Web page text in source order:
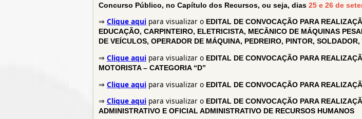
Concurso Público, no Capítulo dos Recursos, ou seja, dias 25 e 26 de
⇒ Clique aqui para visualizar o EDITAL DE CONVOCAÇÃO PARA
EDUCAÇÃO, CARPINTEIRO, ELETRICISTA, MECÂNICO DE MÁQUINAS
DE VEÍCULOS, OPERADOR DE MÁQUINA, PEDREIRO, PINTOR,
⇒ Clique aqui para visualizar o EDITAL DE CONVOCAÇÃO PARA
MOTORISTA – CATEGORIA “D”
⇒ Clique aqui para visualizar o EDITAL DE CONVOCAÇÃO PARA
⇒ Clique aqui para visualizar o EDITAL DE CONVOCAÇÃO PARA
ADMINISTRATIVO E OFICIAL ADMINISTRATIVO DE RECURSOS HUMANOS